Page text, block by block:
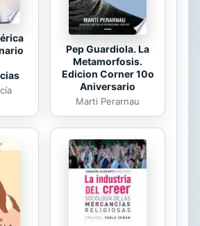
Pep Guardiola. La
Metamorfosis.
Edicion Corner 10o
Aniversario
Marti Perarnau